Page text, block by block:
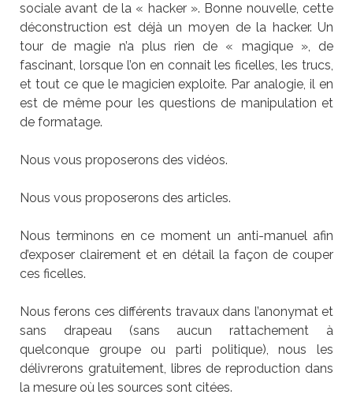
sociale avant de la « hacker ». Bonne nouvelle, cette
déconstruction est déjà un moyen de la hacker. Un
tour de magie n’a plus rien de « magique », de
fascinant, lorsque l’on en connait les ficelles, les trucs,
et tout ce que le magicien exploite. Par analogie, il en
est de même pour les questions de manipulation et
de formatage.
Nous vous proposerons des vidéos.
Nous vous proposerons des articles.
Nous terminons en ce moment un anti-manuel afin
d’exposer clairement et en détail la façon de couper
ces ficelles.
Nous ferons ces différents travaux dans l’anonymat et
sans drapeau (sans aucun rattachement à
quelconque groupe ou parti politique), nous les
délivrerons gratuitement, libres de reproduction dans
la mesure où les sources sont citées.